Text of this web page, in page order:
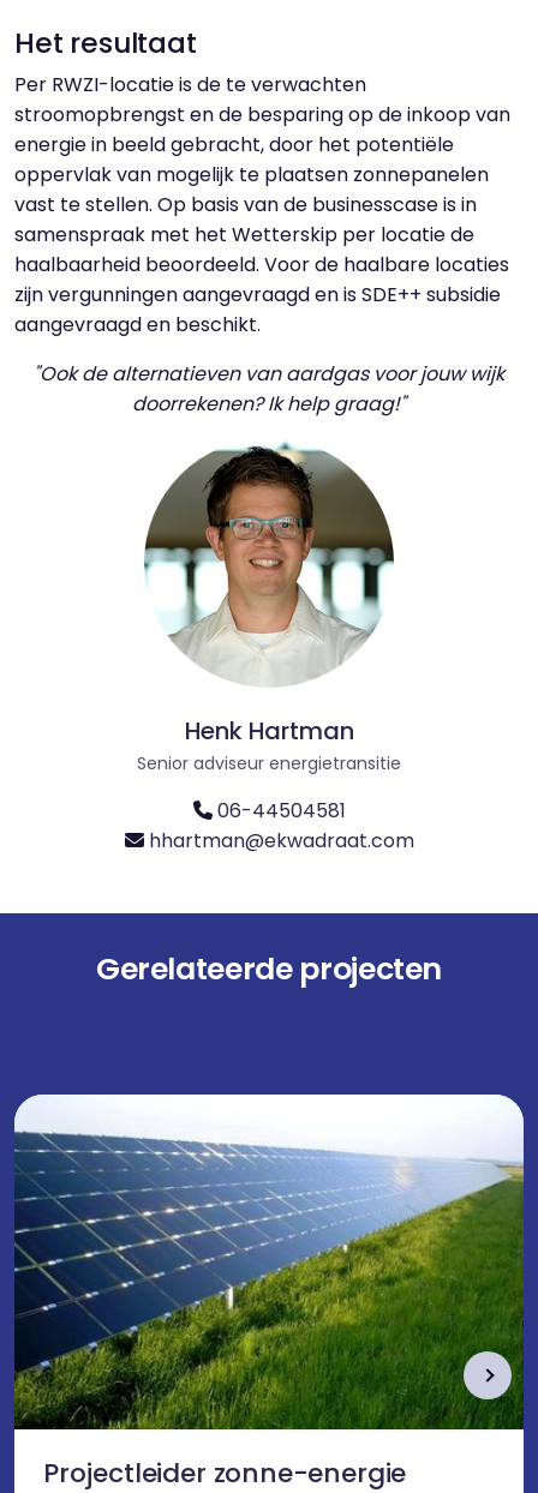
Het resultaat
Per RWZI-locatie is de te verwachten
stroomopbrengst en de besparing op de inkoop van
energie in beeld gebracht, door het potentiële
oppervlak van mogelijk te plaatsen zonnepanelen
vast te stellen. Op basis van de businesscase is in
samenspraak met het Wetterskip per locatie de
haalbaarheid beoordeeld. Voor de haalbare locaties
zijn vergunningen aangevraagd en is SDE++ subsidie
aangevraagd en beschikt.
"Ook de alternatieven van aardgas voor jouw wijk
doorrekenen? Ik help graag!"
Henk Hartman
Senior adviseur energietransitie
06-44504581
hhartman@ekwadraat.com
Gerelateerde projecten
Projectleider zonne-energie